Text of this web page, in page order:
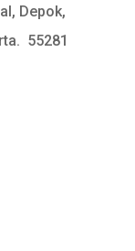
Depok,
55281